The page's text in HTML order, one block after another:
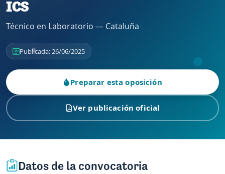
ICS
Técnico en Laboratorio — Cataluña
Publicada: 26/06/2025
Preparar esta oposición
Ver publicación oficial
Datos de la convocatoria